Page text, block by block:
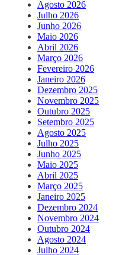
Agosto 2026
Julho 2026
Junho 2026
Maio 2026
Abril 2026
Março 2026
Fevereiro 2026
Janeiro 2026
Dezembro 2025
Novembro 2025
Outubro 2025
Setembro 2025
Agosto 2025
Julho 2025
Junho 2025
Maio 2025
Abril 2025
Março 2025
Janeiro 2025
Dezembro 2024
Novembro 2024
Outubro 2024
Agosto 2024
Julho 2024